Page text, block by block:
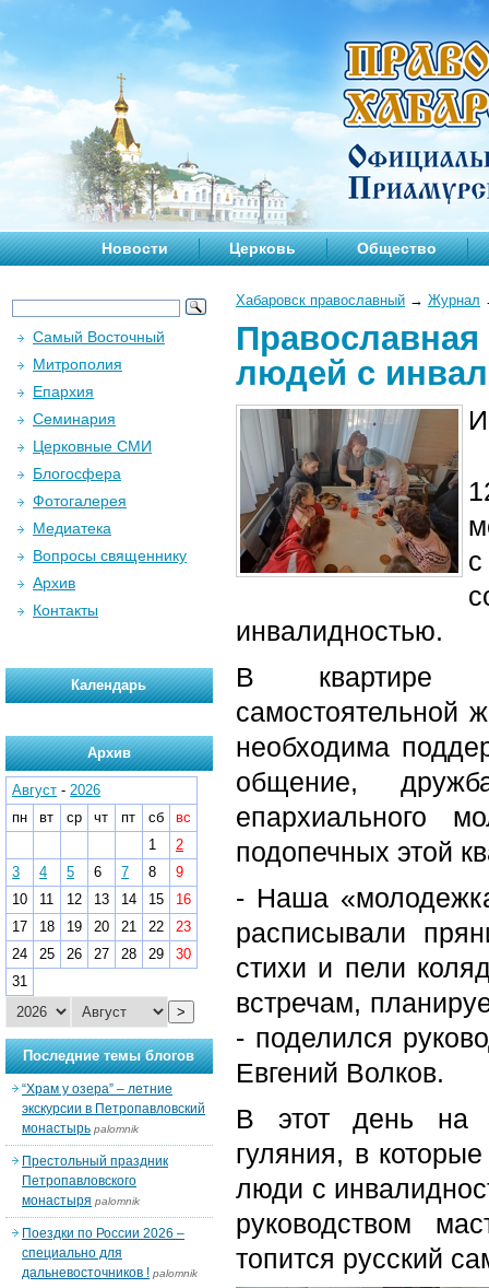
Новости Церковь Общество
Хабаровск православный → Журнал
людей с
инвалидностью.
В квартире
самостоятельной
необходима
общение,
епархиального
подопечных этой
- Наша
расписывали
стихи и пели
встречам,
- поделился
Евгений Волков.
В этот день на
гуляния, в
люди с
руководством
топится русский
Самый Восточный
Митрополия
Епархия
Семинария
Церковные СМИ
Блогосфера
Фотогалерея
Медиатека
Вопросы священнику
Архив
Контакты
Календарь
Архив
Август - 2026
пн
вт ср чт пт сб
вс
1
2
3
4 5 6 7 8
9
10
11 12 13 14 15
16
17
18 19 20 21 22
23
24
25 26 27 28 29
30
31
>
Последние темы блогов
“Храм у озера” – летние
экскурсии в Петропавловский
монастырь palomnik
Престольный праздник
Петропавловского
монастыря palomnik
Поездки по России 2026 –
специально для
дальневосточников ! palomnik